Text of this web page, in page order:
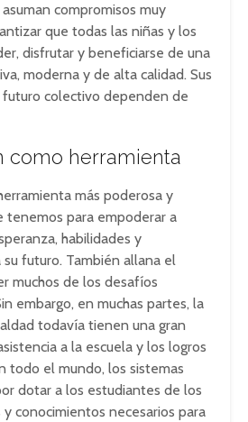
compromisos muy
que todas las niñas y los
disfrutar y beneficiarse de una
moderna y de alta calidad. Sus
colectivo dependen de
como herramienta
más poderosa y
tenemos para empoderar a
habilidades y
futuro. También allana el
muchos de los desafíos
embargo, en muchas partes, la
todavía tienen una gran
a la escuela y los logros
todo el mundo, los sistemas
dotar a los estudiantes de los
conocimientos necesarios para